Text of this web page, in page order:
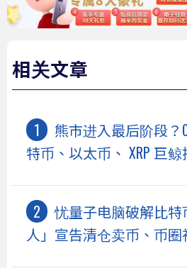
相关文章
熊市进入最后阶段？
特币、以太币、 XRP 巨
忧量子电脑破解比
人」宣告清仓卖币、币